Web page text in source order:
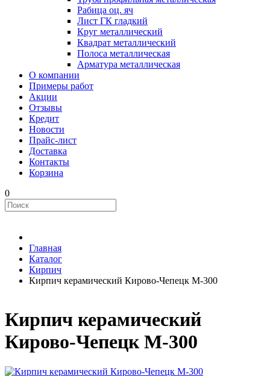
Рабица оц. яч
Лист ГК гладкий
Круг металлический
Квадрат металлический
Полоса металлическая
Арматура металлическая
О компании
Примеры работ
Акции
Отзывы
Кредит
Новости
Прайс-лист
Доставка
Контакты
Корзина
0
Главная
Каталог
Кирпич
Кирпич керамический Кирово-Чепецк М-300
Кирпич керамический
Кирово-Чепецк М-300